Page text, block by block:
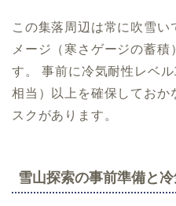
この集落周辺は常に吹雪
メージ（寒さゲージの蓄
す。 事前に冷気耐性レベ
相当）以上を確保しておか
スクがあります。
雪山探索の事前準備と